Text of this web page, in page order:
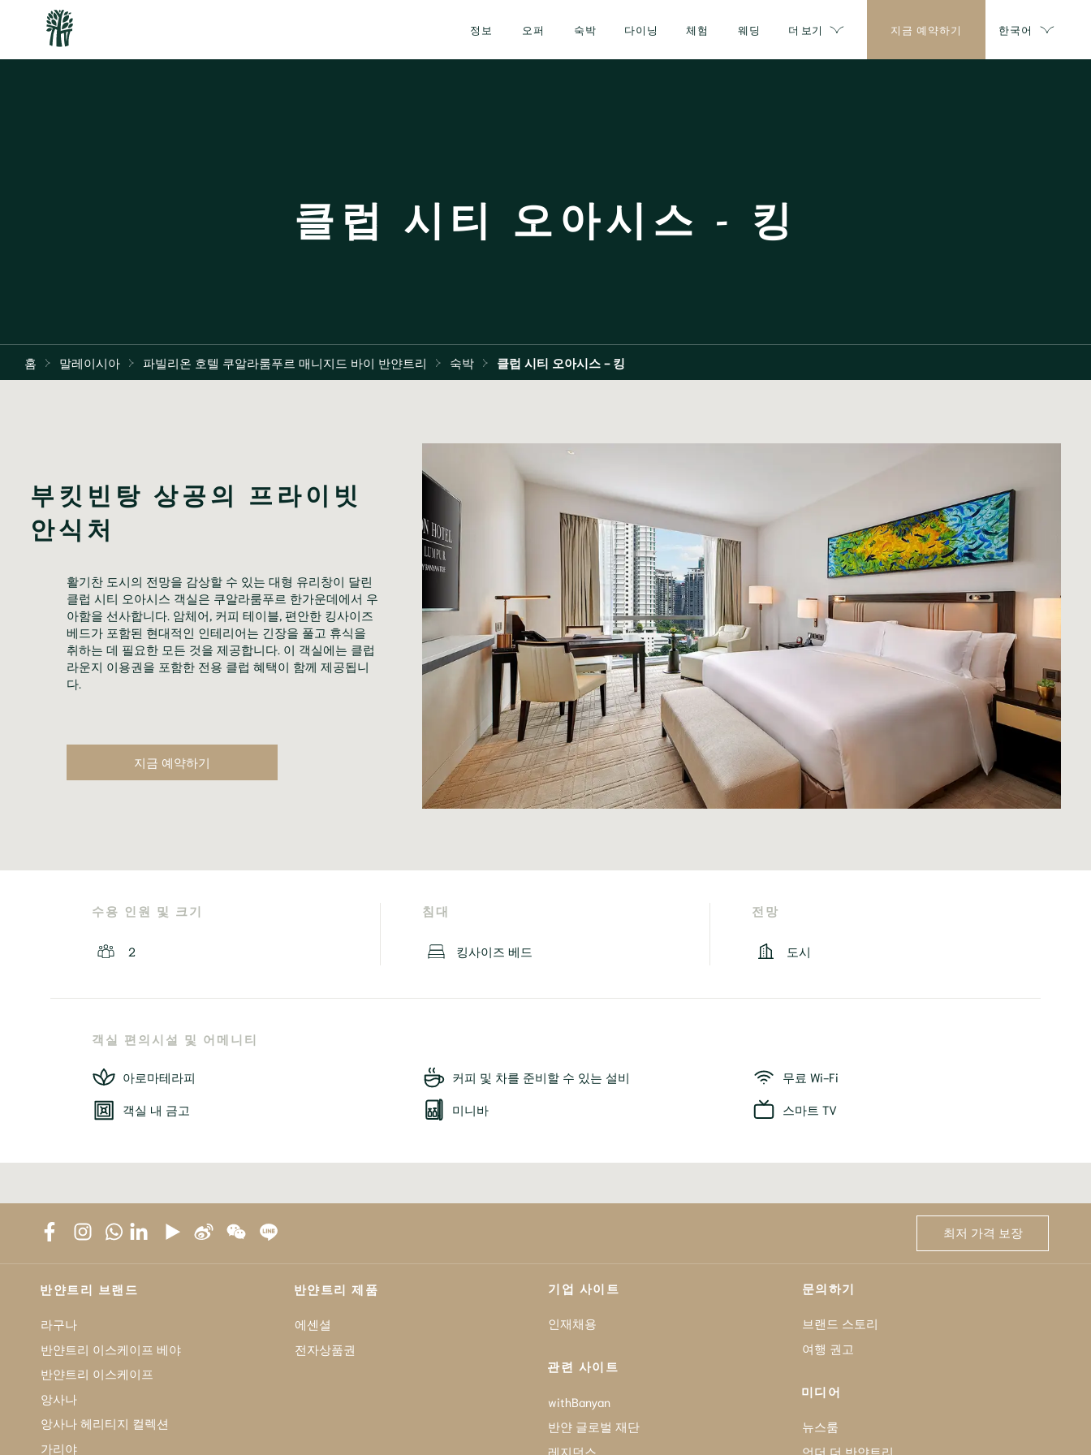
정보 오퍼 숙박 다이닝 체험 웨딩 더 보기 지금 예약하기 한국어
클럽 시티 오아시스 - 킹
홈 말레이시아 파빌리온 호텔 쿠알라룸푸르 매니지드 바이 반얀트리 숙박 클럽 시티 오아시스 - 킹
부킷빈탕 상공의 프라이빗
안식처
활기찬 도시의 전망을 감상할 수 있는 대형 유리창이 달린
클럽 시티 오아시스 객실은 쿠알라룸푸르 한가운데에서 우
아함을 선사합니다. 암체어, 커피 테이블, 편안한 킹사이즈
베드가 포함된 현대적인 인테리어는 긴장을 풀고 휴식을
취하는 데 필요한 모든 것을 제공합니다. 이 객실에는 클럽
라운지 이용권을 포함한 전용 클럽 혜택이 함께 제공됩니
다.
지금 예약하기
수용 인원 및 크기
2
침대
킹사이즈 베드
전망
도시
객실 편의시설 및 어메니티
아로마테라피 커피 및 차를 준비할 수 있는 설비
무료 Wi-Fi
객실 내 금고
미니바 스마트 TV
최저 가격 보장
반얀트리 브랜드
라구나
반얀트리 이스케이프 베야
반얀트리 이스케이프
앙사나
앙사나 헤리티지 컬렉션
가리야
반얀트리 제품
에센셜
전자상품권
기업 사이트
인재채용
관련 사이트
withBanyan
반얀 글로벌 재단
레지던스
문의하기
브랜드 스토리
여행 권고
미디어
뉴스룸
언더 더 반얀트리